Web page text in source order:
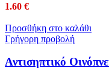
1.60 €
Προσθήκη στο καλάθι
Γρήγορη προβολή
Αντισηπτικό